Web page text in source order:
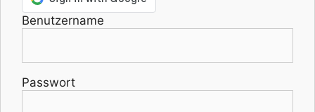
Benutzername
Passwort